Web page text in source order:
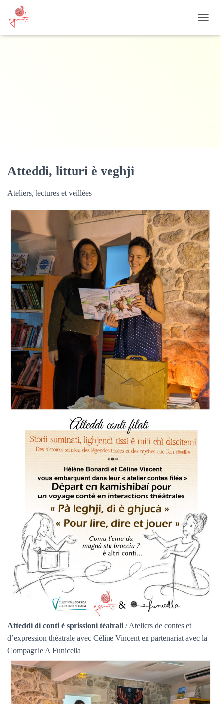
Atteddi, litturi è veghji
Ateliers, lectures et veillées
Atteddi di conti è sprissioni téatrali / Ateliers de contes et
d’expression théatrale avec Céline Vincent en partenariat avec la
Compagnie A Funicella